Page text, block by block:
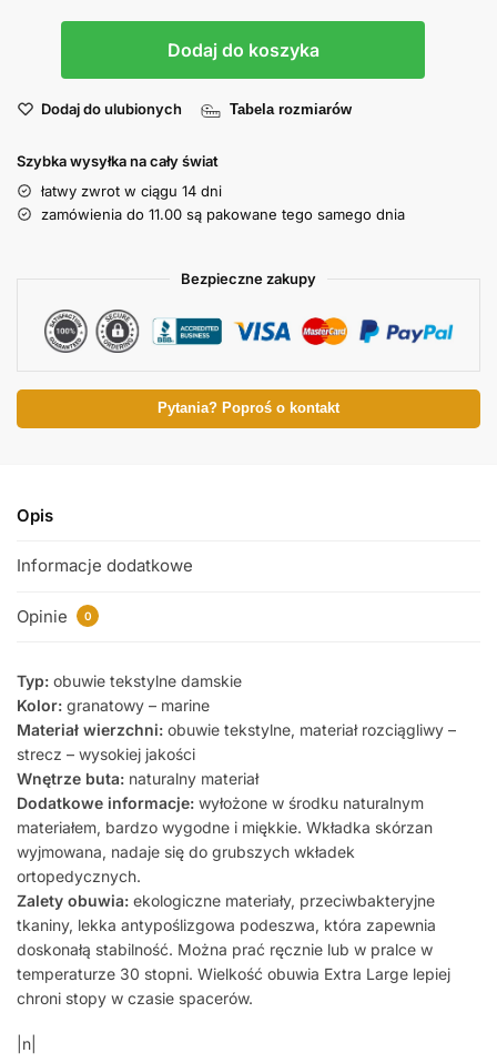
Dodaj do koszyka
Dodaj do ulubionych Tabela rozmiarów
Szybka wysyłka na cały świat
łatwy zwrot w ciągu 14 dni
zamówienia do 11.00 są pakowane tego samego dnia
Bezpieczne zakupy
Pytania? Poproś o kontakt
Opis
Informacje dodatkowe
Opinie 0
Typ: obuwie tekstylne damskie
Kolor: granatowy – marine
Materiał wierzchni: obuwie tekstylne, materiał rozciągliwy –
strecz – wysokiej jakości
Wnętrze buta: naturalny materiał
Dodatkowe informacje: wyłożone w środku naturalnym
materiałem, bardzo wygodne i miękkie. Wkładka skórzan
wyjmowana, nadaje się do grubszych wkładek
ortopedycznych.
Zalety obuwia: ekologiczne materiały, przeciwbakteryjne
tkaniny, lekka antypoślizgowa podeszwa, która zapewnia
doskonałą stabilność. Można prać ręcznie lub w pralce w
temperaturze 30 stopni. Wielkość obuwia Extra Large lepiej
chroni stopy w czasie spacerów.
|n|